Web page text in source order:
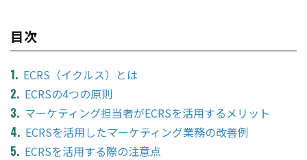
目次
ECRS（イクルス）とは
ECRSの4つの原則
マーケティング担当者がECRSを活用するメリット
ECRSを活用したマーケティング業務の改善例
ECRSを活用する際の注意点